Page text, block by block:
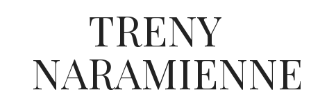
TRENY
NARAMIENNE